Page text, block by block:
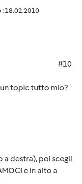
: 18.02.2010
#10
un topic tutto mio?
a destra), poi scegli
e in alto a